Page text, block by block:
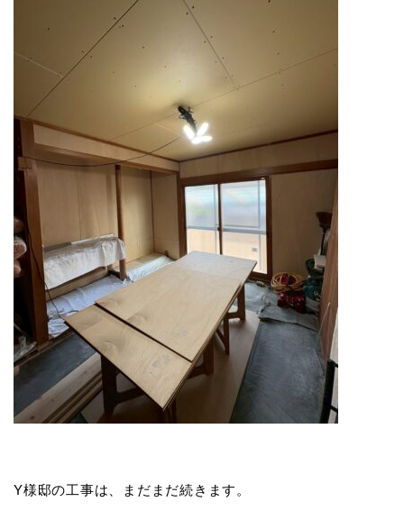
Y様邸の工事は、まだまだ続きます。